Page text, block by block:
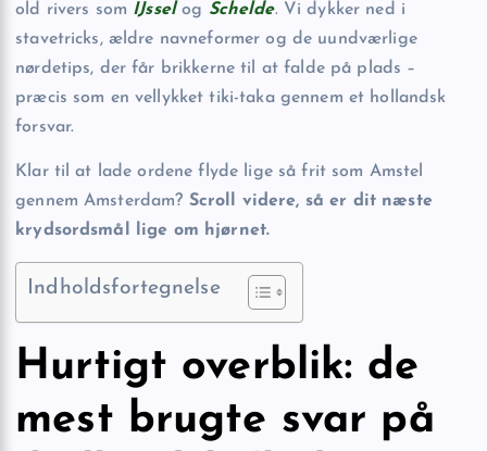
old rivers som IJsselog Schelde. Vi dykker ned i
stavetricks, ældre navneformer og de uundværlige
nørdetips, der får brikkerne til at falde på plads –
præcis som en vellykket tiki-taka gennem et hollandsk
forsvar.
Klar til at lade ordene flyde lige så frit som Amstel
gennem Amsterdam? Scroll videre, så er dit næste
krydsordsmål lige om hjørnet.
Indholdsfortegnelse
Hurtigt overblik: de
mest brugte svar på